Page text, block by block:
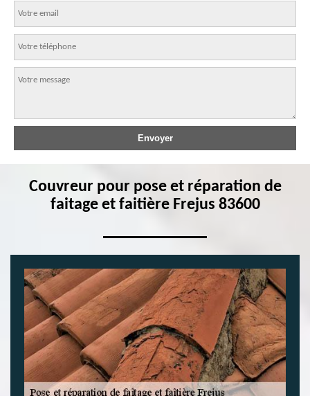
Couvreur pour pose et réparation de
faitage et faitière Frejus 83600